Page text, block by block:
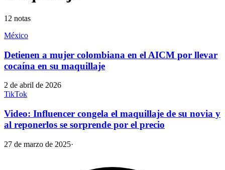
12 notas
México
Detienen a mujer colombiana en el AICM por llevar
cocaína en su maquillaje
2 de abril de 2026
TikTok
Video: Influencer congela el maquillaje de su novia y
al reponerlos se sorprende por el precio
27 de marzo de 2025·